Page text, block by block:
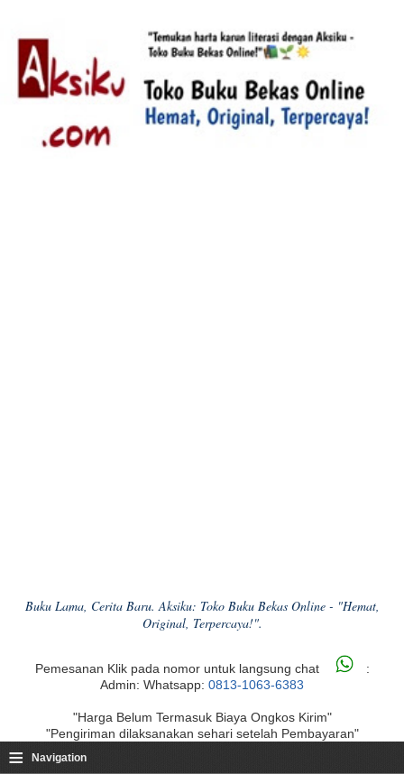
Buku Lama, Cerita Baru. Aksiku: Toko Buku Bekas Online - "Hemat,
Original, Terpercaya!".
Pemesanan Klik pada nomor untuk langsung chat
:
Admin: Whatsapp: 0813-1063-6383
"Harga Belum Termasuk Biaya Ongkos Kirim"
"Pengiriman dilaksanakan sehari setelah Pembayaran"
≡ Navigation